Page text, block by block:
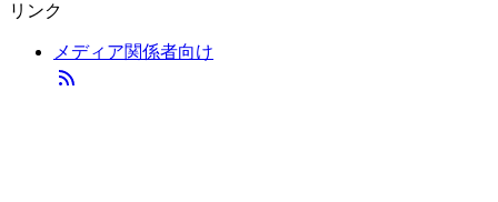
リンク
メディア関係者向け